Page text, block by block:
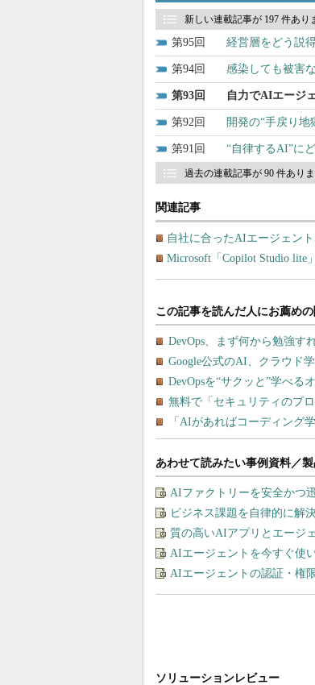
新しい連載記事が 197 件あり
95 経営層をどう説
94 感染しても被害
93 自力でAIエージ
92 開発の“手戻り
91 “自律するAI”に
過去の連載記事が 90 件あり
関連記事
自社に合ったAIエージェン
Microsoft「Copilot Studio
あわせて読みたい事例資料／
AIファクトリーを安全かつ
ビジネス課題を自律的に解
質の高いAIアプリとエージ
AIエージェントを今すぐ使
AIエージェントの認証・権